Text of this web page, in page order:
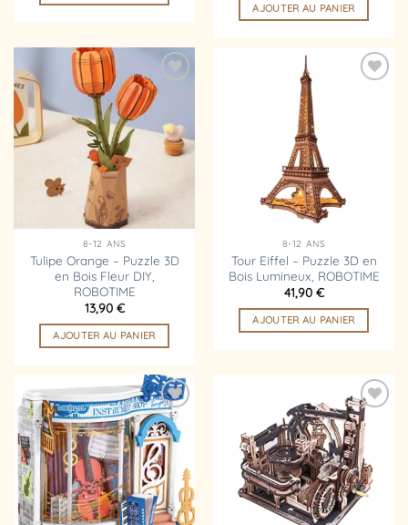
AJOUTER AU PANIER
Ajouter
d’envies
8-12 ANS
Tulipe Orange – Puzzle 3D
en Bois Fleur DIY,
ROBOTIME
13,90 €
AJOUTER AU PANIER
8-12 ANS
Tour Eiffel – Puzzle 3D en
Bois Lumineux, ROBOTIME
41,90 €
AJOUTER AU PANIER
Ajouter
à la
liste
d’envies
Ajouter
à la
liste
d’envies